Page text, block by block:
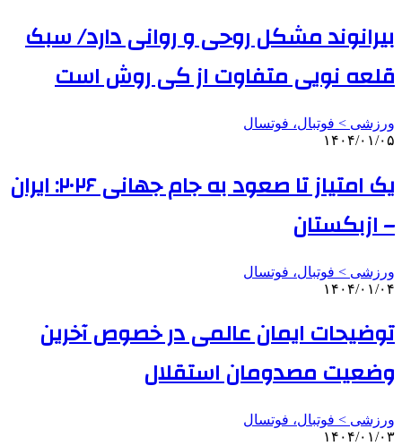
بیرانوند مشکل روحی و روانی دارد/ سبک
قلعه نویی متفاوت از کی روش است
ورزشی > فوتبال، فوتسال
۱۴۰۴/۰۱/۰۵
یک امتیاز تا صعود به جام جهانی ۲۰۲۶: ایران
– ازبکستان
ورزشی > فوتبال، فوتسال
۱۴۰۴/۰۱/۰۴
توضیحات ایمان عالمی در خصوص آخرین
وضعیت مصدومان استقلال
ورزشی > فوتبال، فوتسال
۱۴۰۴/۰۱/۰۳